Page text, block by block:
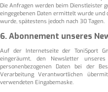
Die Anfragen werden beim Dienstleister
eingegebenen Daten ermittelt wurde und
wurde, spätestens jedoch nach 30 Tagen.
6. Abonnement unseres
Auf der Internetseite der ToniSport
eingeräumt, den Newsletter
personenbezogenen Daten bei der
Verarbeitung Verantwortlichen
verwendeten Eingabemaske.